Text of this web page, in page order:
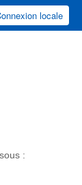
locale
: